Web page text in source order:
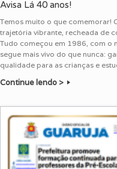
Avisa Lá 40 anos!
Temos muito o que comemorar!
trajetória vibrante, recheada de
Tudo começou em 1986, com o
segue mais vivo do que nunca:
qualidade para as crianças e
Continue lendo >